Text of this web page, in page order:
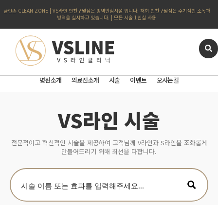
클린존 CLEAN ZONE | VS라인 인천구월점은 방역안심시설 입니다. 저희 인천구월점은 주기적인 소독과
방역을 실시하고 있습니다. | 모든 시술 1인실 사용
병원소개 의료진소개 시술 이벤트 오시는길
VS라인 시술
전문적이고 혁신적인 시술을 제공하여 고객님께 V라인과 S라인을 조화롭게
만들어드리기 위해 최선을 다합니다.